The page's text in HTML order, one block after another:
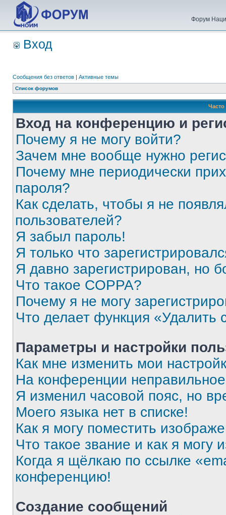
Форум
Вход
Сообщения без ответов | Активные темы
Список форумов
Вход на конференцию и
Почему я не могу войти?
Зачем мне вообще нужно
Почему мне периодически
пароля?
Как сделать, чтобы я не
пользователей?
Я забыл пароль!
Я только что
Я давно зарегистрирован, но
Что такое COPPA?
Почему я не могу
Что делает функция «Удалить
Параметры и настройки
Как мне изменить мои
На конференции
Я изменил часовой пояс, но
Моего языка нет в списке!
Как я могу поместить
Что такое звание и как я могу
Когда я щёлкаю по ссылке
конференцию!
Создание сообщений